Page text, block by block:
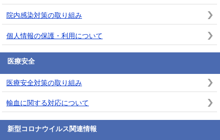
院内感染対策の取り組み
個人情報の保護・利用について
医療安全
医療安全対策の取り組み
輸血に関する対応について
新型コロナウイルス関連情報